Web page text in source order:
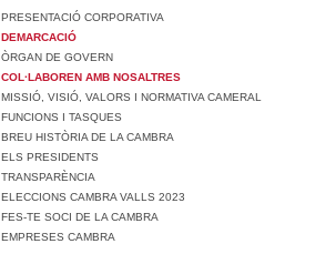
PRESENTACIÓ CORPORATIVA
DEMARCACIÓ
ÒRGAN DE GOVERN
COL·LABOREN AMB NOSALTRES
MISSIÓ, VISIÓ, VALORS I NORMATIVA CAMERAL
FUNCIONS I TASQUES
BREU HISTÒRIA DE LA CAMBRA
ELS PRESIDENTS
TRANSPARÈNCIA
ELECCIONS CAMBRA VALLS 2023
FES-TE SOCI DE LA CAMBRA
EMPRESES CAMBRA